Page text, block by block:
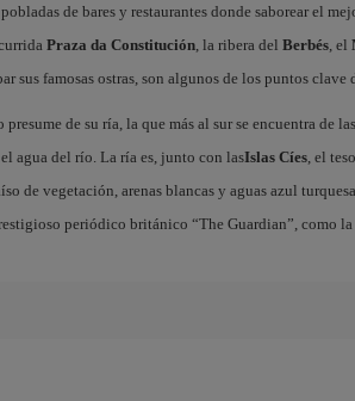
de bares y restaurantes donde saborear el
Praza da Constitución, la ribera del Berbés, el
sus famosas ostras, son algunos de los puntos clave
presume de su ría, la que más al sur se encuentra de las
agua del río. La ría es, junto con lasIslas Cíes, el
de vegetación, arenas blancas y aguas azul
periódico británico “The Guardian”, como